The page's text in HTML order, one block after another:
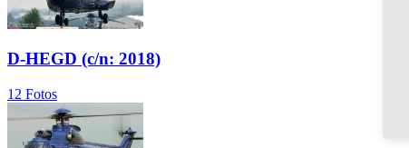
D-HEGD (c/n: 2018)
12 Fotos